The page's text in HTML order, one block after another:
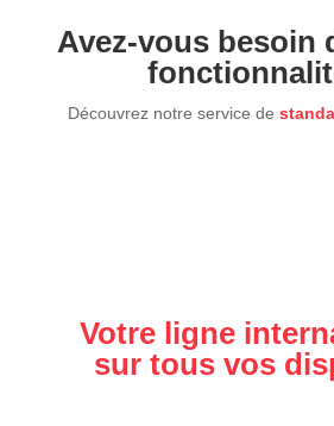
Avez-vous besoin
Découvrez notre service de
Votre ligne
sur tous vos